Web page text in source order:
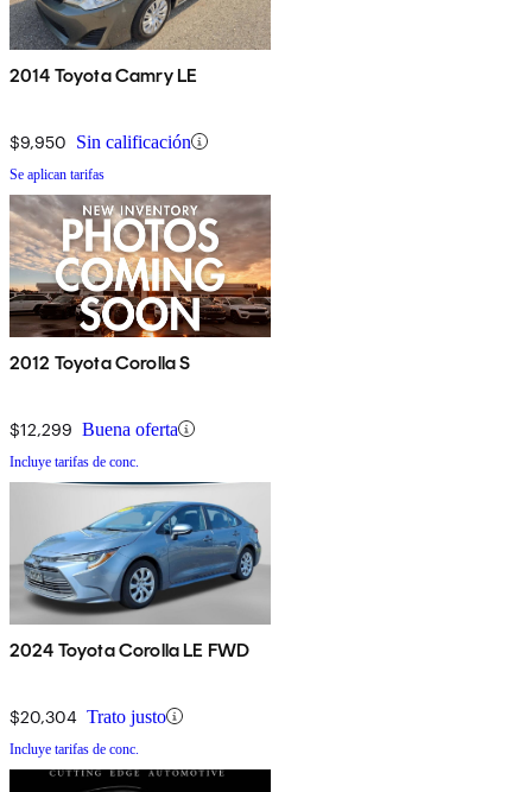
2014 Toyota Camry LE
$9,950 Sin calificación
Se aplican tarifas
2012 Toyota Corolla S
$12,299 Buena oferta
Incluye tarifas de conc.
2024 Toyota Corolla LE FWD
$20,304 Trato justo
Incluye tarifas de conc.